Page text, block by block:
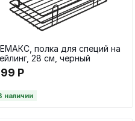
полка для специй на
28 см, черный
Р
наличии